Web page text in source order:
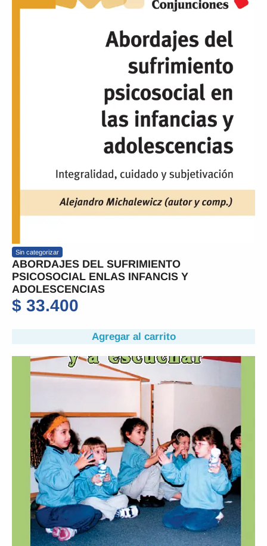
Sin categorizar
ABORDAJES DEL SUFRIMIENTO
PSICOSOCIAL ENLAS INFANCIS Y
ADOLESCENCIAS
$ 33.400
Agregar al carrito